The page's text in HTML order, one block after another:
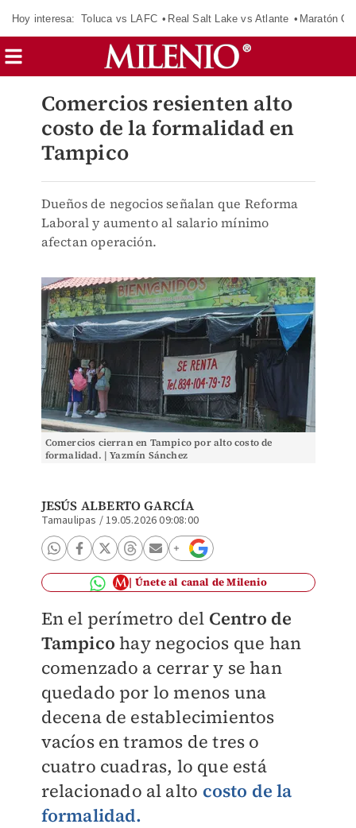
Hoy interesa: Toluca vs LAFC Real Salt Lake vs Atlante Maratón
Comercios resienten alto
costo de la formalidad en
Tampico
Dueños de negocios señalan que Reforma
Laboral y aumento al salario mínimo
afectan operación.
Comercios cierran en Tampico por alto costo de
formalidad. | Yazmín Sánchez
JESÚS ALBERTO GARCÍA
Tamaulipas /19.05.2026 09:08:00
Únete al canal de Milenio
En el perímetro del Centro de
Tampico hay negocios que han
comenzado a cerrar y se han
quedado por lo menos una
decena de establecimientos
vacíos en tramos de tres o
cuatro cuadras, lo que está
relacionado al alto costo de la
formalidad.